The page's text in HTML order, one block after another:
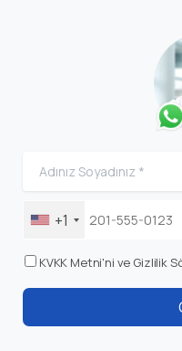
+1
KVKK Metni'ni ve Gizlilik